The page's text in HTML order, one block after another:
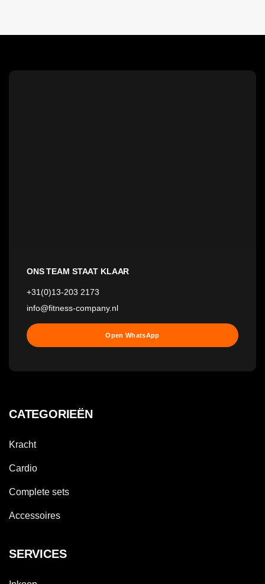
ONS TEAM STAAT KLAAR
+31(0)13-203 2173
info@fitness-company.nl
Open WhatsApp
CATEGORIEËN
Kracht
Cardio
Complete sets
Accessoires
SERVICES